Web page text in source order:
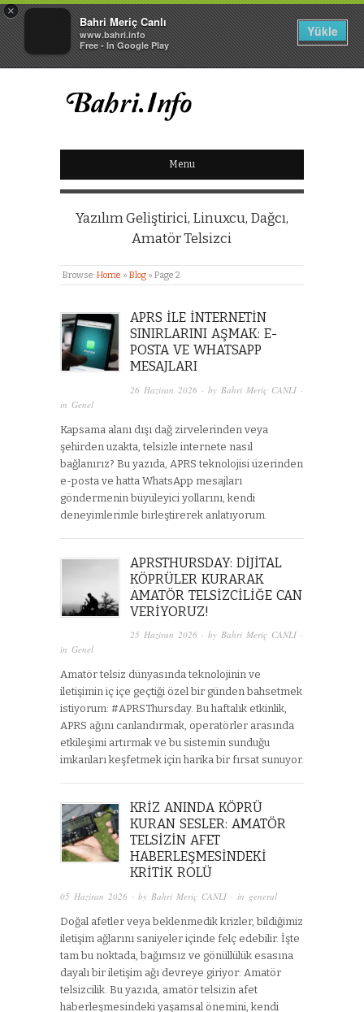
×
Bahri Meriç Canlı
www.bahri.info
Free - In Google Play
Yükle
BAHRI MERIÇ CANLI
KIŞISEL WEB SITESI
Menu
Yazılım Geliştirici, Linuxcu, Dağcı,
Amatör Telsizci
Browse:Home » Blog » Page 2
APRS ILE İNTERNETIN
SINIRLARINI AŞMAK: E-
POSTA VE WHATSAPP
MESAJLARI
26 Haziran 2026 · by Bahri Meriç CANLI ·
in Genel
Kapsama alanı dışı dağ zirvelerinden veya
şehirden uzakta, telsizle internete nasıl
bağlanırız? Bu yazıda, APRS teknolojisi üzerinden
e-posta ve hatta WhatsApp mesajları
göndermenin büyüleyici yollarını, kendi
deneyimlerimle birleştirerek anlatıyorum.
APRSTHURSDAY: DIJITAL
KÖPRÜLER KURARAK
AMATÖR TELSIZCILIĞE CAN
VERIYORUZ!
25 Haziran 2026 · byBahri Meriç CANLI ·
in Genel
Amatör telsiz dünyasında teknolojinin ve
iletişimin iç içe geçtiği özel bir günden bahsetmek
istiyorum: #APRSThursday. Bu haftalık etkinlik,
APRS ağını canlandırmak, operatörler arasında
etkileşimi artırmak ve bu sistemin sunduğu
imkanları keşfetmek için harika bir fırsat sunuyor.
KRIZ ANINDA KÖPRÜ
KURAN SESLER: AMATÖR
TELSIZIN AFET
HABERLEŞMESINDEKI
KRITIK ROLÜ
05 Haziran 2026 · by Bahri Meriç CANLI · in general
Doğal afetler veya beklenmedik krizler, bildiğimiz
iletişim ağlarını saniyeler içinde felç edebilir. İşte
tam bu noktada, bağımsız ve gönüllülük esasına
dayalı bir iletişim ağı devreye giriyor: Amatör
telsizcilik. Bu yazıda, amatör telsizin afet
haberleşmesindeki yaşamsal önemini, kendi